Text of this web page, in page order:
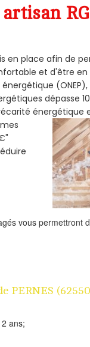
artisan
en place afin de
et d'être
(ONEP),
dépasse
énergétique
vous permettront
ans;